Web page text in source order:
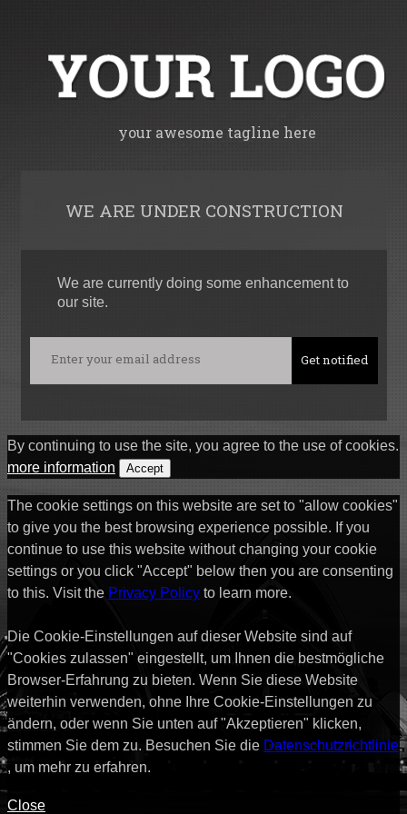
your awesome tagline here
WE ARE UNDER CONSTRUCTION
We are currently doing some enhancement to
our site.
By continuing to use the site, you agree to the use of cookies.
more information
Accept
The cookie settings on this website are set to "allow cookies"
to give you the best browsing experience possible. If you
continue to use this website without changing your cookie
settings or you click "Accept" below then you are consenting
to this. Visit the Privacy Policy to learn more.
Die Cookie-Einstellungen auf dieser Website sind auf
"Cookies zulassen" eingestellt, um Ihnen die bestmögliche
Browser-Erfahrung zu bieten. Wenn Sie diese Website
weiterhin verwenden, ohne Ihre Cookie-Einstellungen zu
ändern, oder wenn Sie unten auf "Akzeptieren" klicken,
stimmen Sie dem zu. Besuchen Sie die Datenschutzrichtlinie
, um mehr zu erfahren.
Close